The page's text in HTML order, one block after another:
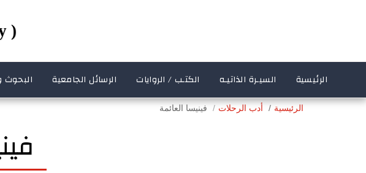
( Saad Alobaidy )
الرئيسية السيـرة الذاتيـه الكتـب / الروايات الرسائل الجامعية البحوث
الرئيسية أدب الرحلات فينيسا العائمة